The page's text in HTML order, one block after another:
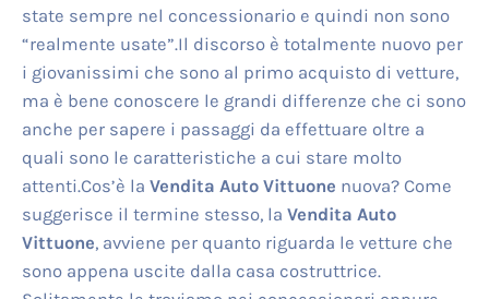
state sempre nel concessionario e quindi non sono
“realmente usate”.Il discorso è totalmente nuovo per
i giovanissimi che sono al primo acquisto di vetture,
ma è bene conoscere le grandi differenze che ci sono
anche per sapere i passaggi da effettuare oltre a
quali sono le caratteristiche a cui stare molto
attenti.Cos’è la Vendita Auto Vittuone nuova? Come
suggerisce il termine stesso, la Vendita Auto
Vittuone, avviene per quanto riguarda le vetture che
sono appena uscite dalla casa costruttrice.